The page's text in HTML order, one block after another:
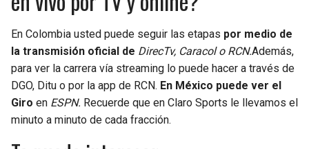
En Colombia usted puede seguir las etapas por medio de
la transmisión oficial de DirecTv, Caracol o RCN.Además,
para ver la carrera vía streaming lo puede hacer a través de
DGO, Ditu o por la app de RCN. En México puede ver el
Giro en ESPN. Recuerde que en Claro Sports le llevamos el
minuto a minuto de cada fracción.